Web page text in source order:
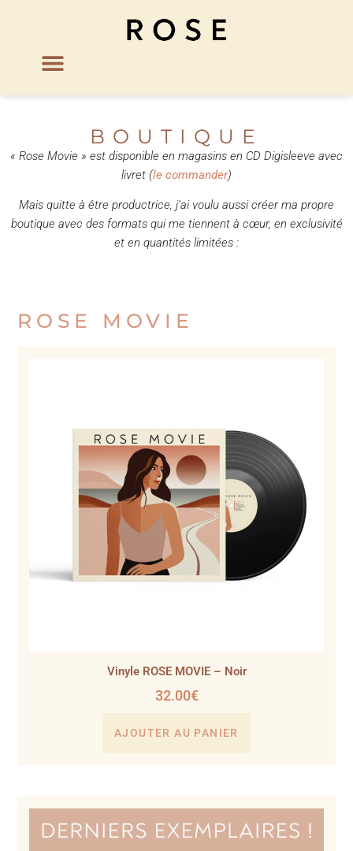
BOUTIQUE
« Rose Movie » est disponible en magasins en CD Digisleeve avec
livret (le commander)
Mais quitte à être productrice, j’ai voulu aussi créer ma propre
boutique avec des formats qui me tiennent à cœur, en exclusivité
et en quantités limitées :
ROSE MOVIE
Vinyle ROSE MOVIE – Noir
32.00€
AJOUTER AU PANIER